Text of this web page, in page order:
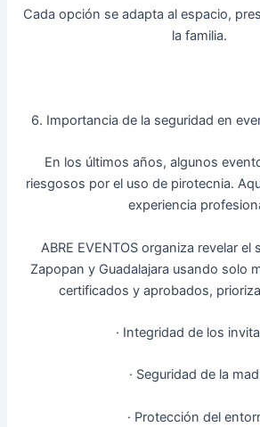
Cada opción se adapta al espacio,
la familia.
6. Importancia de la seguridad en
En los últimos años, algunos
riesgosos por el uso de pirotecnia.
experiencia
ABRE EVENTOS organiza revelar el
Zapopan y Guadalajara usando solo
certificados y aprobados,
· Integridad de los
· Seguridad de la
· Protección del